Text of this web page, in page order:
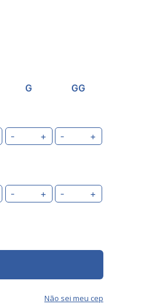
G GG
- + - +
- + - +
Não sei meu cep